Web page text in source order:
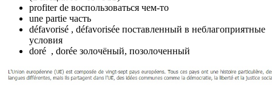
profiter de воспользоваться чем-то
une partie часть
défavorisé , défavorisée поставленный в неблагоприятные
условия
doré , dorée золочёный, позолоченный